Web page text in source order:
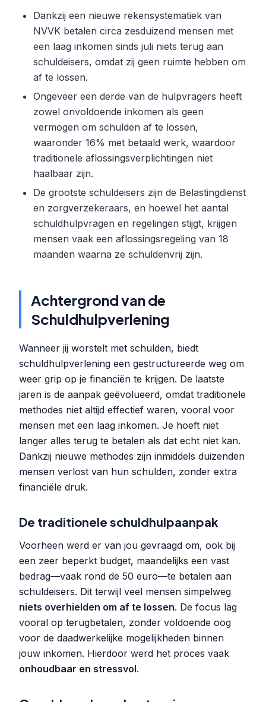
Dankzij een nieuwe rekensystematiek van
NVVK betalen circa zesduizend mensen met
een laag inkomen sinds juli niets terug aan
schuldeisers, omdat zij geen ruimte hebben om
af te lossen.
Ongeveer een derde van de hulpvragers heeft
zowel onvoldoende inkomen als geen
vermogen om schulden af te lossen,
waaronder 16% met betaald werk, waardoor
traditionele aflossingsverplichtingen niet
haalbaar zijn.
De grootste schuldeisers zijn de Belastingdienst
en zorgverzekeraars, en hoewel het aantal
schuldhulpvragen en regelingen stijgt, krijgen
mensen vaak een aflossingsregeling van 18
maanden waarna ze schuldenvrij zijn.
Achtergrond van de
Schuldhulpverlening
Wanneer jij worstelt met schulden, biedt
schuldhulpverlening een gestructureerde weg om
weer grip op je financiën te krijgen. De laatste
jaren is de aanpak geëvolueerd, omdat traditionele
methodes niet altijd effectief waren, vooral voor
mensen met een laag inkomen. Je hoeft niet
langer alles terug te betalen als dat echt niet kan.
Dankzij nieuwe methodes zijn inmiddels duizenden
mensen verlost van hun schulden, zonder extra
financiële druk.
De traditionele schuldhulpaanpak
Voorheen werd er van jou gevraagd om, ook bij
een zeer beperkt budget, maandelijks een vast
bedrag—vaak rond de 50 euro—te betalen aan
schuldeisers. Dit terwijl veel mensen simpelweg
niets overhielden om af te lossen. De focus lag
vooral op terugbetalen, zonder voldoende oog
voor de daadwerkelijke mogelijkheden binnen
jouw inkomen. Hierdoor werd het proces vaak
onhoudbaar en stressvol.